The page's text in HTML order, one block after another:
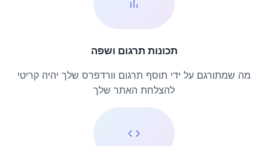
תכונות תרגום ושפה
מה שמתורגם על ידי תוסף תרגום וורדפרס שלך יהיה קריטי
להצלחת האתר שלך